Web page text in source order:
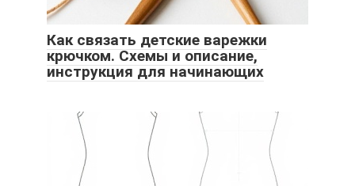
Как связать детские варежки
крючком. Схемы и описание,
инструкция для начинающих